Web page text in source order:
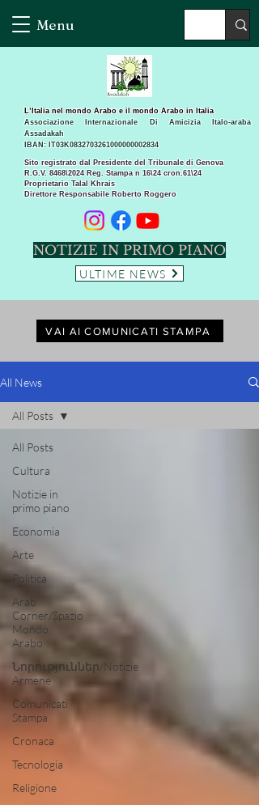
Menu
Sito registrato dal Presidente del Tribunale di Genova
R.G.V. 8468\2024 Reg. Stampa n 16\24 cron.61\24 ​
Proprietario Talal Khrais
Direttore Responsabile Roberto Roggero
L’Italia nel mondo Arabo e il mondo Arabo in Italia
Associazione Internazionale Di Amicizia Italo-araba
Assadakah
IBAN: IT03K0832703261000000002834
NOTIZIE IN PRIMO PIANO
ULTIME NEWS
VAI AI COMUNICATI STAMPA
All News
All Posts
Cultura
Notizie in
primo piano
Economia
Arte
Politica
Arab
Corner/Spazio
Mondo
Arabo
Նորություններ/Notizie
Armene
Comunicati
Stampa
Cronaca
Tecnologia
Religione
All Posts